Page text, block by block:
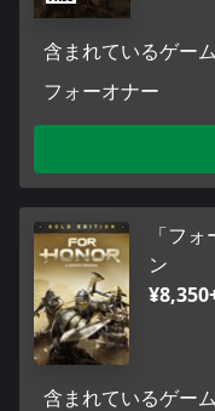
含まれているゲーム
フォーオナー
「フ
ン
含まれているゲーム